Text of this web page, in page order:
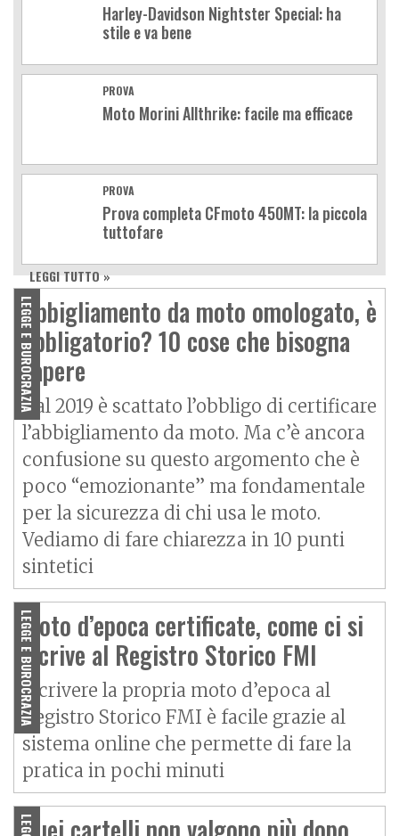
Harley-Davidson Nightster Special: ha
stile e va bene
PROVA
Moto Morini Allthrike: facile ma efficace
PROVA
Prova completa CFmoto 450MT: la piccola
tuttofare
LEGGI TUTTO »
LEGGE E BUROCRAZIA
Abbigliamento da moto omologato, è
obbligatorio? 10 cose che bisogna
sapere
Dal 2019 è scattato l’obbligo di certificare
l’abbigliamento da moto. Ma c’è ancora
confusione su questo argomento che è
poco “emozionante” ma fondamentale
per la sicurezza di chi usa le moto.
Vediamo di fare chiarezza in 10 punti
sintetici
LEGGE E BUROCRAZIA
Moto d’epoca certificate, come ci si
iscrive al Registro Storico FMI
Iscrivere la propria moto d’epoca al
Registro Storico FMI è facile grazie al
sistema online che permette di fare la
pratica in pochi minuti